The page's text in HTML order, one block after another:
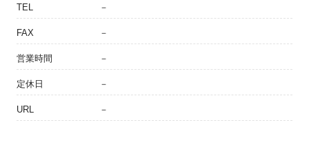
TEL －
FAX －
営業時間 －
定休日 －
URL －